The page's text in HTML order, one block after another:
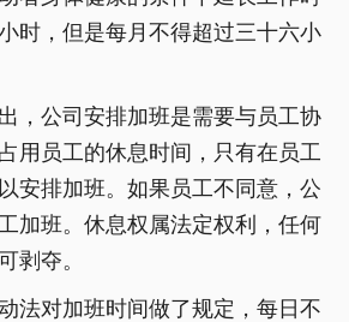
时，但是每月不得超过三十六小
，公司安排加班是需要与员工协
用员工的休息时间，只有在员工
安排加班。如果员工不同意，公
加班。休息权属法定权利，任何
剥夺。
法对加班时间做了规定，每日不